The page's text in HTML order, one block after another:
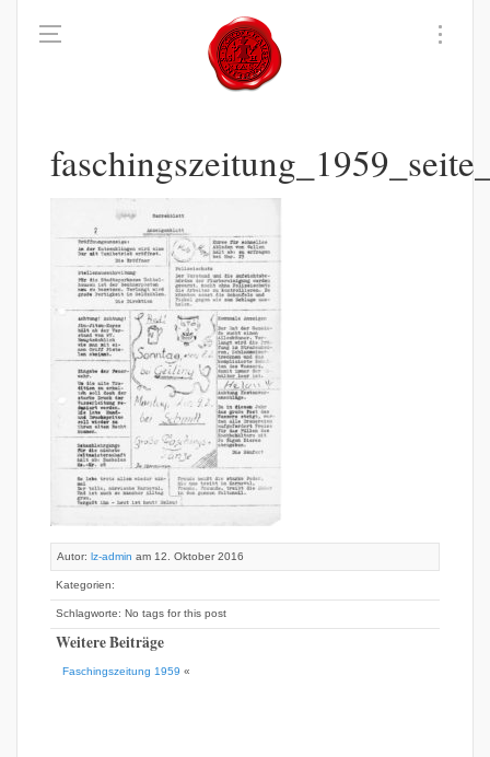
Autor: lz-admin am 12. Oktober 2016
Kategorien:
Schlagworte: No tags for this post
Weitere Beiträge
Faschingszeitung 1959 «